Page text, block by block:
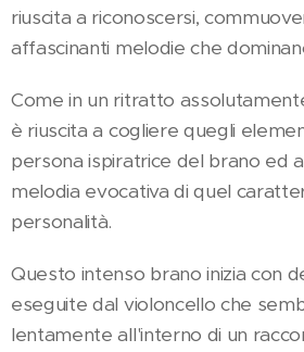
riuscita a riconoscersi,
affascinanti melodie che
Come in un ritratto
è riuscita a cogliere quegli
persona ispiratrice del brano ed
melodia evocativa di quel
personalità.
Questo intenso brano inizia con
eseguite dal violoncello che
lentamente all'interno di un